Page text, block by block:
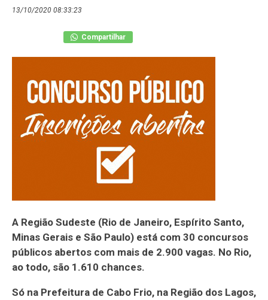
13/10/2020 08:33:23
Compartilhar
A Região Sudeste (Rio de Janeiro, Espírito Santo,
Minas Gerais e São Paulo) está com 30 concursos
públicos abertos com mais de 2.900 vagas. No Rio,
ao todo, são 1.610 chances.
Só na Prefeitura de Cabo Frio, na Região dos Lagos,